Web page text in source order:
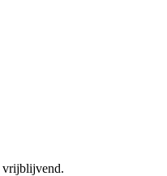
vrijblijvend.